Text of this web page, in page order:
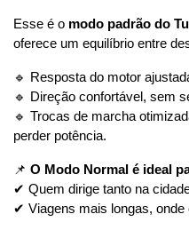
Esse é o modo padrão do
oferece um equilíbrio entre
🔹 Resposta do motor
🔹 Direção confortável, sem
🔹 Trocas de marcha
perder potência.
📌 O Modo Normal é ideal
✔ Quem dirige tanto na
✔ Viagens mais longas, onde